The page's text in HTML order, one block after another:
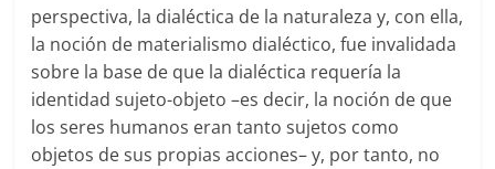
perspectiva, la dialéctica de la naturaleza y, con ella,
la noción de materialismo dialéctico, fue invalidada
sobre la base de que la dialéctica requería la
identidad sujeto-objeto –es decir, la noción de que
los seres humanos eran tanto sujetos como
objetos de sus propias acciones– y, por tanto, no